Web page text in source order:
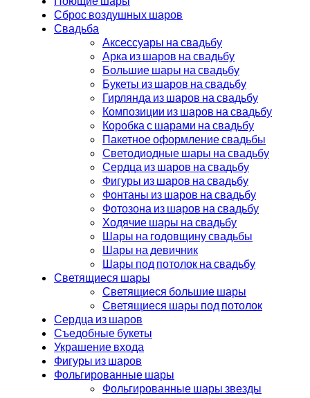
Сброс воздушных шаров
Свадьба
Аксессуары на свадьбу
Арка из шаров на свадьбу
Большие шары на свадьбу
Букеты из шаров на свадьбу
Гирлянда из шаров на свадьбу
Композиции из шаров на свадьбу
Коробка с шарами на свадьбу
Пакетное оформление свадьбы
Светодиодные шары на свадьбу
Сердца из шаров на свадьбу
Фигуры из шаров на свадьбу
Фонтаны из шаров на свадьбу
Фотозона из шаров на свадьбу
Ходячие шары на свадьбу
Шары на годовщину свадьбы
Шары на девичник
Шары под потолок на свадьбу
Светящиеся шары
Светящиеся большие шары
Светящиеся шары под потолок
Сердца из шаров
Съедобные букеты
Украшение входа
Фигуры из шаров
Фольгированные шары
Фольгированные шары звезды